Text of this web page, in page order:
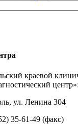
краевой
центр»:
ул. Ленина 304
35-61-49 (факс)